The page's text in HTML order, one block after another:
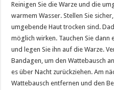
Reinigen Sie die Warze und die
warmem Wasser. Stellen Sie
umgebende Haut trocken sind.
möglich wirken. Tauchen Sie dann
und legen Sie ihn auf die Warze.
Bandagen, um den Wattebausch
es über Nacht zurückziehen. Am
Wattebausch entfernen und den